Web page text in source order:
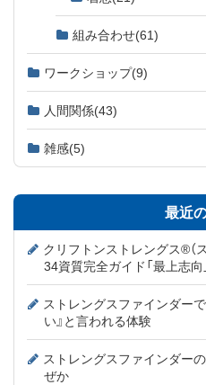
組み合わせ(61)
ワークショップ(9)
人間関係(43)
雑感(5)
最近
クリフトンストレングス®（
34資質完全ガイド「最上志向
ストレングスファインダー
い』と言われる体験
ストレングスファインダー
ぜか